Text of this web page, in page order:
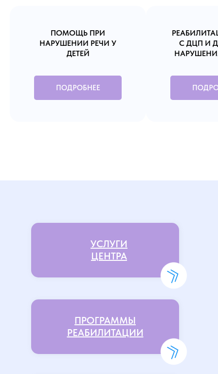
ПОМОЩЬ ПРИ
НАРУШЕНИИ РЕЧИ У
ДЕТЕЙ
ПОДРОБНЕЕ
С ДЦП И
ПРОГРАММЫ
РЕАБИЛИТАЦИИ
УСЛУГИ
ЦЕНТРА